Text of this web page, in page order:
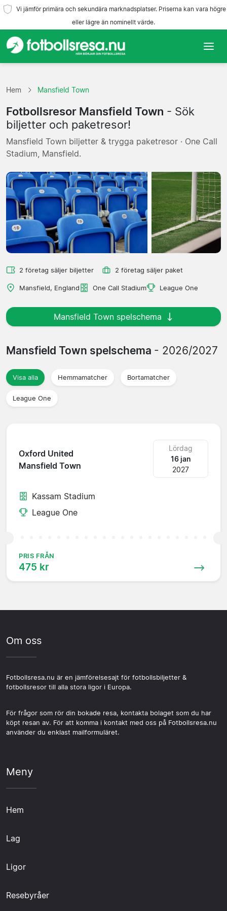
Vi jämför primära och sekundära marknadsplatser. Priserna kan vara högre
eller lägre än nominellt värde.
Lag
Ligor
Resebyråer
Hem Mansfield Town
Fotbollsresor Mansfield Town - Sök
biljetter och paketresor!
Mansfield Town biljetter & trygga paketresor · One Call
Stadium, Mansfield.
2 företag säljer biljetter 2 företag säljer paket
Mansfield, England One Call Stadium League One
Mansfield Town spelschema
Mansfield Town spelschema - 2026/2027
Visa alla Hemmamatcher Bortamatcher
League One
Oxford United
Mansfield Town
Lördag
16 jan
2027
Kassam Stadium
League One
PRIS FRÅN
475 kr
Om oss
Fotbollsresa.nu är en jämförelsesajt för fotbollsbiljetter &
fotbollsresor till alla stora ligor i Europa.
För frågor som rör din bokade resa, kontakta bolaget som du har
köpt resan av. För att komma i kontakt med oss på Fotbollsresa.nu
använder du enklast mailformuläret.
Meny
Hem
Lag
Ligor
Resebyråer